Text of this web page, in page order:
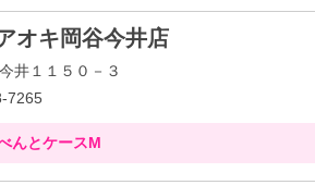
オキ岡谷今井店
井１１５０－３
7265
んとケースM